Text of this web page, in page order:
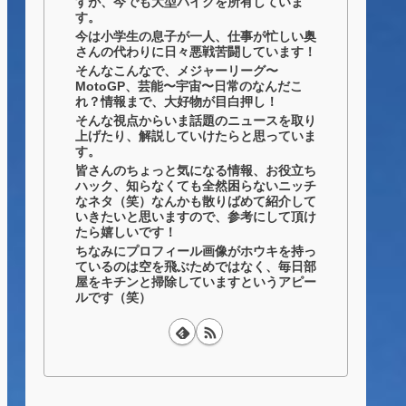
す。
今は小学生の息子が一人、仕事が忙しい奥
さんの代わりに日々悪戦苦闘しています！
そんなこんなで、メジャーリーグ〜
MotoGP、芸能〜宇宙〜日常のなんだこ
れ？情報まで、大好物が目白押し！
そんな視点からいま話題のニュースを取り
上げたり、解説していけたらと思っていま
す。
皆さんのちょっと気になる情報、お役立ち
ハック、知らなくても全然困らないニッチ
なネタ（笑）なんかも散りばめて紹介して
いきたいと思いますので、参考にして頂け
たら嬉しいです！
ちなみにプロフィール画像がホウキを持っ
ているのは空を飛ぶためではなく、毎日部
屋をキチンと掃除していますというアピー
ルです（笑）